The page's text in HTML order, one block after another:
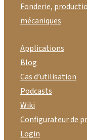
Fonderie,
mécaniques
Applications
Blog
Cas d’utilisation
Podcasts
Wiki
Configurateur de
Login